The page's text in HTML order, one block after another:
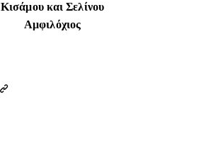
Κισάμου και Σελίνου
Αμφιλόχιος